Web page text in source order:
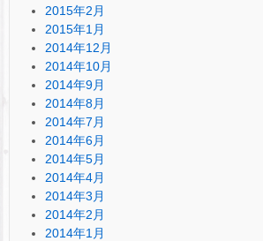
2015年2月
2015年1月
2014年12月
2014年10月
2014年9月
2014年8月
2014年7月
2014年6月
2014年5月
2014年4月
2014年3月
2014年2月
2014年1月